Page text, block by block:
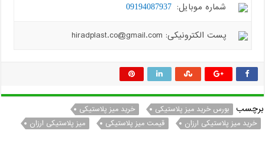
شماره موبایل: 09194087937
پست الکترونیکی: hiradplast.co@gmail.com
برچسب بورس خرید میز پلاستیکی
خرید میز پلاستیکی
خرید میز پلاستیکی ارزان
قیمت میز پلاستیکی میز پلاستیکی ارزان